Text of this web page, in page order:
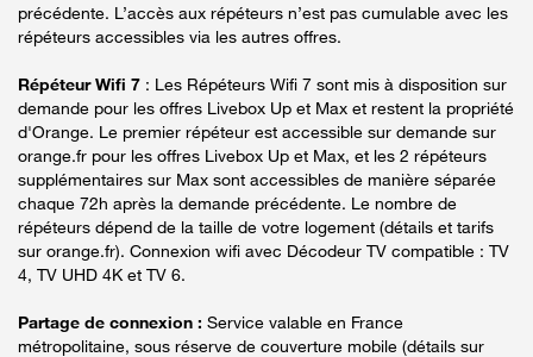
précédente. L’accès aux répéteurs n’est pas cumulable avec les
répéteurs accessibles via les autres offres.
Répéteur Wifi 7 : Les Répéteurs Wifi 7 sont mis à disposition sur
demande pour les offres Livebox Up et Max et restent la propriété
d'Orange. Le premier répéteur est accessible sur demande sur
orange.fr pour les offres Livebox Up et Max, et les 2 répéteurs
supplémentaires sur Max sont accessibles de manière séparée
chaque 72h après la demande précédente. Le nombre de
répéteurs dépend de la taille de votre logement (détails et tarifs
sur orange.fr). Connexion wifi avec Décodeur TV compatible : TV
4, TV UHD 4K et TV 6.
Partage de connexion : Service valable en France
métropolitaine, sous réserve de couverture mobile (détails sur